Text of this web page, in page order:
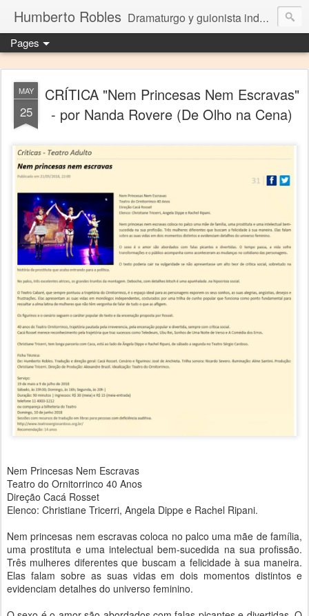
Humberto Robles Dramaturgo y guionista independiente
Pages
MAY
25
CRÍTICA "Nem Princesas Nem Escravas"
- por Nanda Rovere (De Olho na Cena)
Nem Princesas Nem Escravas
Teatro do Ornitorrinco 40 Anos
Direção Cacá Rosset
Elenco: Christiane Tricerri, Angela Dippe e Rachel Ripani.
Nem princesas nem escravas coloca no palco uma mãe de família,
uma prostituta e uma intelectual bem-sucedida na sua profissão.
Três mulheres diferentes que buscam a felicidade à sua maneira.
Elas falam sobre as suas vidas em dois momentos distintos e
evidenciam detalhes do universo feminino.